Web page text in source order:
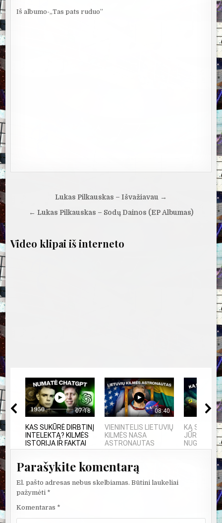
Iš albumo-,,Tas pats ruduo”
Navigacija
tarp
Lukas Pilkauskas – Išvažiavau →
← Lukas Pilkauskas – Sodų Dainos (EP Albumas)
Video klipai iš interneto
07:18
KAS SUKŪRĖ DIRBTINĮ
INTELEKTĄ? KILMĖS
ISTORIJA IR FAKTAI
08:40
VIENINTELIS LIETUVIŲ
KILMĖS NASA
ASTRONAUTAS
KĄ SLEPIA
JŪRA? 5
Parašykite komentarą
El. pašto adresas nebus skelbiamas. Būtini laukeliai
pažymėti *
Komentaras *